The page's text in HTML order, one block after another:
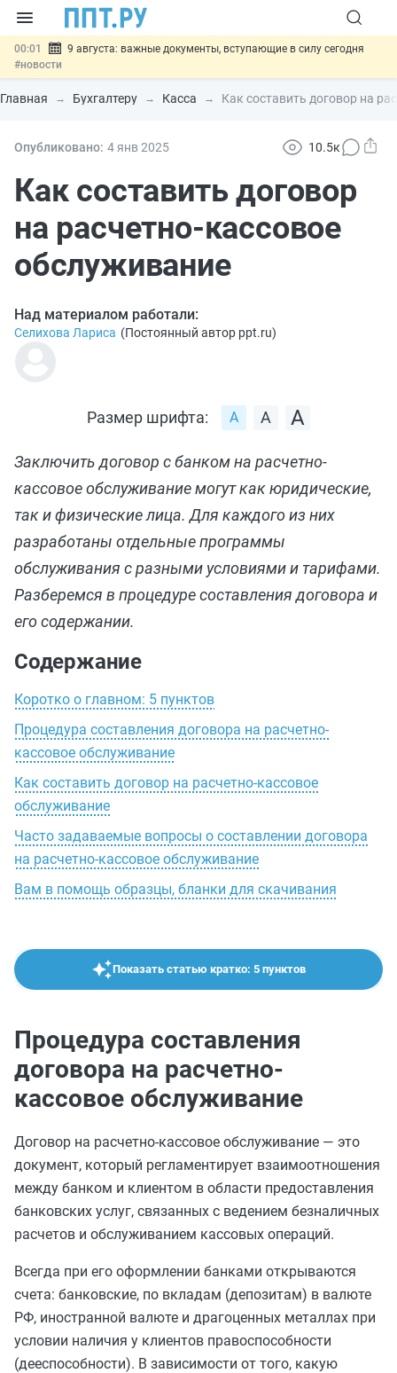
00:01
9 августа: важные документы, вступающие в силу сегодня
#новости
07.08 Подписан закон о блокировке продажи опасных товаров через
«Честный знак»#новости
07.08 Госпошлину за устранение ошибок в документах предлагают
07.08
отношений
#новости
Главная Бухгалтеру Касса Как составить договор на
Опубликовано: 4 янв2025 10.5к
Как составить договор
на расчетно-кассовое
обслуживание
Над материалом работали:
Селихова Лариса (Постоянный автор ppt.ru)
Размер шрифта:
Заключить договор с банком на расчетно-
кассовое обслуживание могут как юридические,
так и физические лица. Для каждого из них
разработаны отдельные программы
обслуживания с разными условиями и тарифами.
Разберемся в процедуре составления договора и
его содержании.
Содержание
Коротко о главном: 5 пунктов
Процедура составления договора на расчетно-
кассовое обслуживание
Как составить договор на расчетно-кассовое
обслуживание
Часто задаваемые вопросы о составлении договора
на расчетно-кассовое обслуживание
Вам в помощь образцы, бланки для скачивания
Показать статью кратко: 5 пунктов
Процедура составления
договора на расчетно-
кассовое обслуживание
Договор на расчетно-кассовое обслуживание — это
документ, который регламентирует взаимоотношения
между банком и клиентом в области предоставления
банковских услуг, связанных с ведением безналичных
расчетов и обслуживанием кассовых операций.
Всегда при его оформлении банками открываются
счета: банковские, по вкладам (депозитам) в валюте
РФ, иностранной валюте и драгоценных металлах при
условии наличия у клиентов правоспособности
(дееспособности). В зависимости от того, какую